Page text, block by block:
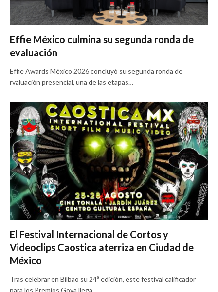
Effie México culmina su segunda ronda de
evaluación
Effie Awards México 2026 concluyó su segunda ronda de
rvaluación presencial, una de las etapas…
El Festival Internacional de Cortos y
Videoclips Caostica aterriza en Ciudad de
México
Tras celebrar en Bilbao su 24ª edición, este festival calificador
para los Premios Goya llega…